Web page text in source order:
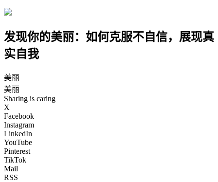
发现你的美丽：如何克服不自信，展现真
实自我
美丽
美丽
Sharing is caring
X
Facebook
Instagram
LinkedIn
YouTube
Pinterest
TikTok
Mail
RSS